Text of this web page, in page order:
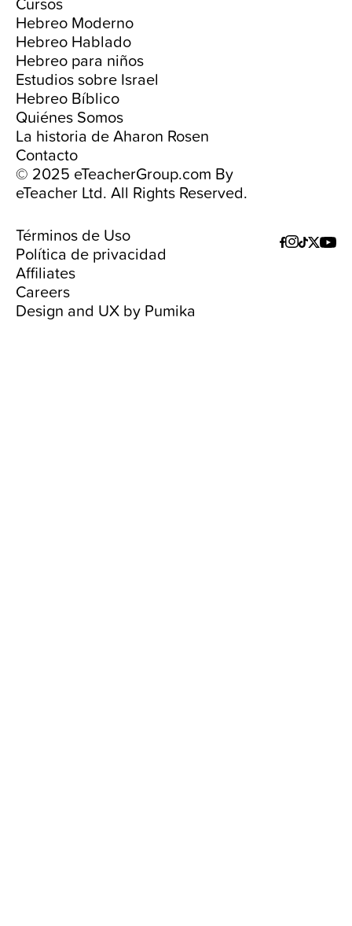
Hebreo Moderno
Hebreo Hablado
Hebreo para niños
Estudios sobre Israel
Hebreo Bíblico
Quiénes Somos
La historia de Aharon Rosen
Contacto
© 2025 eTeacherGroup.com By
eTeacher Ltd. All Rights Reserved.
Términos de Uso
Política de privacidad
Affiliates
Careers
Design and UX by Pumika